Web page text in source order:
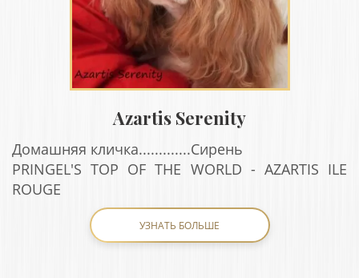
Azartis Serenity
Домашняя кличка.............Сирень
PRINGEL'S TOP OF THE WORLD - AZARTIS ILE
ROUGE
УЗНАТЬ БОЛЬШЕ